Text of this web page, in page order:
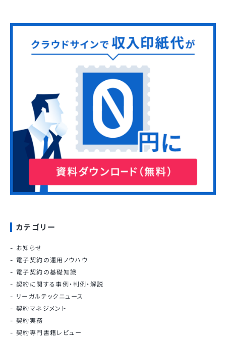
カテゴリー
お知らせ
電子契約の運用ノウハウ
電子契約の基礎知識
契約に関する事例・判例・解説
リーガルテックニュース
契約マネジメント
契約実務
契約専門書籍レビュー